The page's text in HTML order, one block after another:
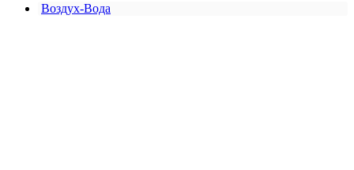
Воздух-Вода